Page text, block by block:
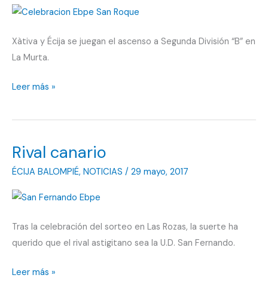
Xàtiva y Écija se juegan el ascenso a Segunda División “B” en
La Murta.
Todo
nada
Leer más »
Rival canario
ÉCIJA BALOMPIÉ, NOTICIAS / 29 mayo, 2017
Tras la celebración del sorteo en Las Rozas, la suerte ha
querido que el rival astigitano sea la U.D. San Fernando.
Rival
Leer más »